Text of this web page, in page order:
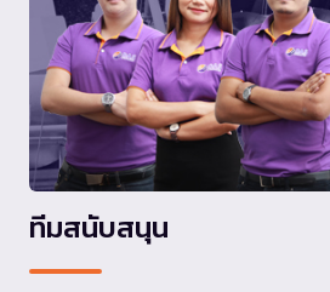
ทีมสนับสนุน